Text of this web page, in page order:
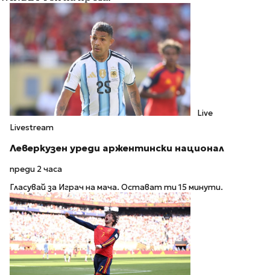
Live
Livestream
Леверкузен уреди аржентински национал
преди 2 часа
Гласувай за Играч на мача. Остават ти 15 минути.